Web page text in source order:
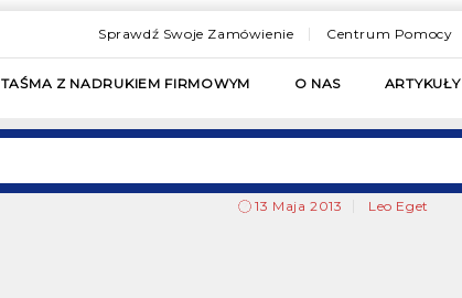
Sprawdź Swoje Zamówienie Centrum Pomocy
TAŚMA Z NADRUKIEM FIRMOWYM O NAS ARTYKUŁY
13 Maja 2013 Leo Eget